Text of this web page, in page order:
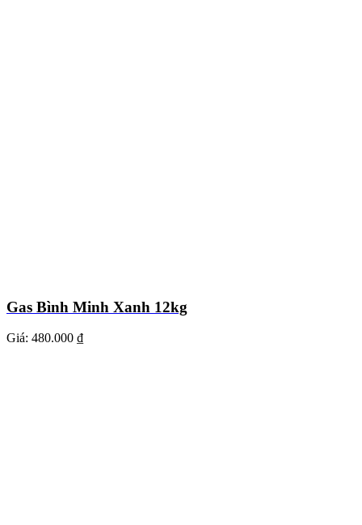
Gas Bình Minh Xanh 12kg
Giá: 480.000 ₫